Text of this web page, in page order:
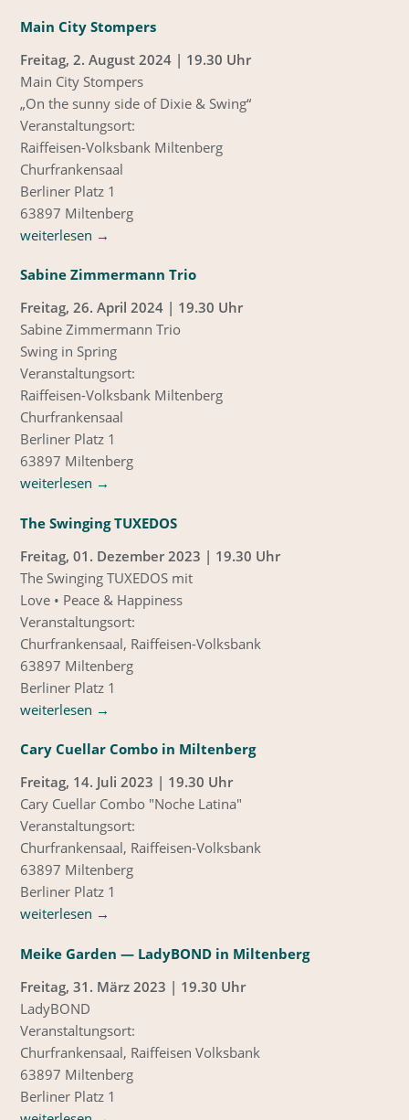
Main City Stompers
Freitag, 2. August 2024 | 19.30 Uhr
Main City Stompers
„On the sunny side of Dixie & Swing“
Veranstaltungsort:
Raiffeisen-Volksbank Miltenberg
Churfrankensaal
Berliner Platz 1
63897 Miltenberg
weiterlesen →
Sabine Zimmermann Trio
Freitag, 26. April 2024 | 19.30 Uhr
Sabine Zimmermann Trio
Swing in Spring
Veranstaltungsort:
Raiffeisen-Volksbank Miltenberg
Churfrankensaal
Berliner Platz 1
63897 Miltenberg
weiterlesen →
The Swinging TUXEDOS
Freitag, 01. Dezember 2023 | 19.30 Uhr
The Swinging TUXEDOS mit
Love • Peace & Happiness
Veranstaltungsort:
Churfrankensaal, Raiffeisen-Volksbank
63897 Miltenberg
Berliner Platz 1
weiterlesen →
Cary Cuellar Combo in Miltenberg
Freitag, 14. Juli 2023 | 19.30 Uhr
Cary Cuellar Combo "Noche Latina"
Veranstaltungsort:
Churfrankensaal, Raiffeisen-Volksbank
63897 Miltenberg
Berliner Platz 1
weiterlesen →
Meike Garden — LadyBOND in Miltenberg
Freitag, 31. März 2023 | 19.30 Uhr
LadyBOND
Veranstaltungsort:
Churfrankensaal, Raiffeisen Volksbank
63897 Miltenberg
Berliner Platz 1